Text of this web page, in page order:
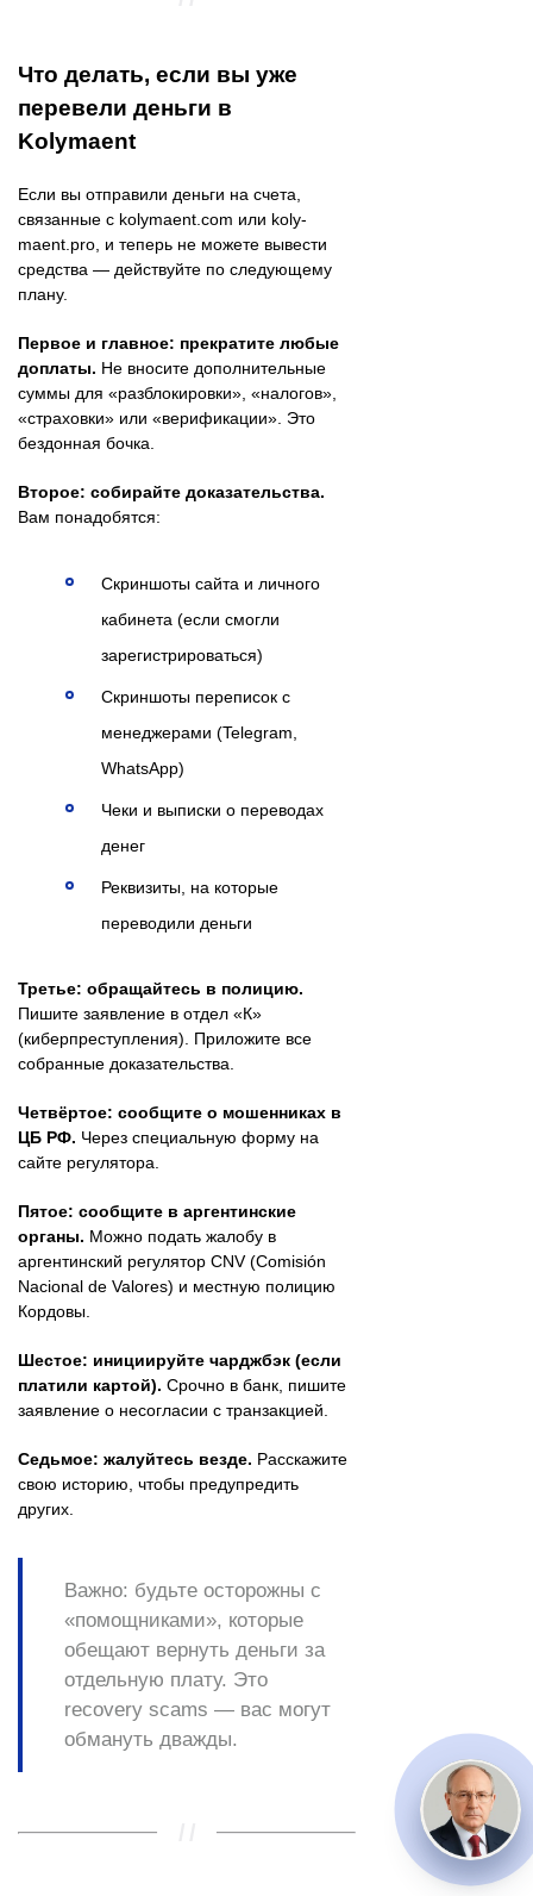
Что делать, если вы уже
перевели деньги в
Kolymaent
Если вы отправили деньги на счета,
связанные с kolymaent.com или koly-
maent.pro, и теперь не можете вывести
средства — действуйте по следующему
плану.
Первое и главное: прекратите любые
доплаты. Не вносите дополнительные
суммы для «разблокировки», «налогов»,
«страховки» или «верификации». Это
бездонная бочка.
Второе: собирайте доказательства.
Вам понадобятся:
Скриншоты сайта и личного
кабинета (если смогли
зарегистрироваться)
Скриншоты переписок с
менеджерами (Telegram,
WhatsApp)
Чеки и выписки о переводах
денег
Реквизиты, на которые
переводили деньги
Третье: обращайтесь в полицию.
Пишите заявление в отдел «К»
(киберпреступления). Приложите все
собранные доказательства.
Четвёртое: сообщите о мошенниках в
ЦБ РФ. Через специальную форму на
сайте регулятора.
Пятое: сообщите в аргентинские
органы. Можно подать жалобу в
аргентинский регулятор CNV (Comisión
Nacional de Valores) и местную полицию
Кордовы.
Шестое: инициируйте чарджбэк (если
платили картой). Срочно в банк, пишите
заявление о несогласии с транзакцией.
Седьмое: жалуйтесь везде. Расскажите
свою историю, чтобы предупредить
других.
Важно: будьте осторожны с
«помощниками», которые
обещают вернуть деньги за
отдельную плату. Это
recovery scams — вас могут
обмануть дважды.